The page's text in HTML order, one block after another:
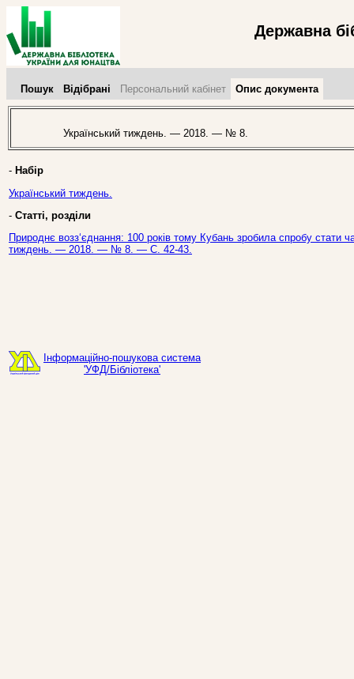
Державна
Пошук Відібрані Персональний кабінет Опис документа
Український тиждень. — 2018. — № 8.
- Набір
Український тиждень.
- Статті, розділи
Природнє возз‘єднання: 100 років тому Кубань зробила спробу стати
тиждень. — 2018. — № 8. — С. 42-43.
Інформаційно-пошукова система
'УФД/Бібліотека'